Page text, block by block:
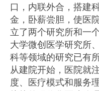
口，内联外合，搭建
金，卧薪尝胆，使医
立了两个研究所和一
大学微创医学研究所
科等领域的研究已有
从建院开始，医院就
度、医疗模式和服务